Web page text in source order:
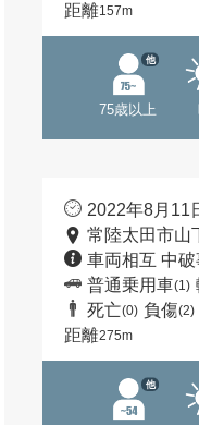
距離157m
75歳以上
他
2022年8月11
常陸太田市山
車両相互 中破
普通乗用車(1)
死亡(0) 負傷(2)
距離275m
他